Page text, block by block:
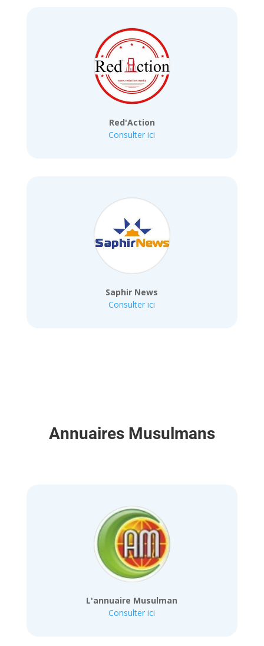
Red'Action
Consulter ici
Saphir News
Consulter ici
Annuaires Musulmans
L'annuaire Musulman
Consulter ici